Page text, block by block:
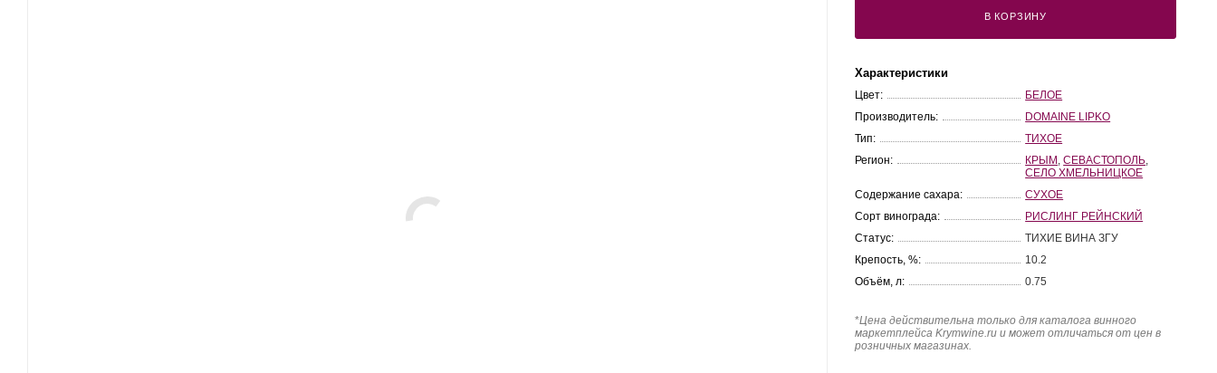
В КОРЗИНУ
Характеристики
Цвет:
БЕЛОЕ
Производитель:
DOMAINE LIPKO
Тип:
ТИХОЕ
Регион:
КРЫМ ,СЕВАСТОПОЛЬ
СЕЛО ХМЕЛЬНИЦКОЕ
Содержание сахара:
СУХОЕ
Сорт винограда:
РИСЛИНГ РЕЙНСКИЙ
Статус:
ТИХИЕ ВИНА ЗГУ
Крепость, %:
10.2
Объём, л:
0.75
*Цена действительна только для каталога винного
маркетплейса Krymwine.ru и может отличаться от цен в
розничных магазинах.